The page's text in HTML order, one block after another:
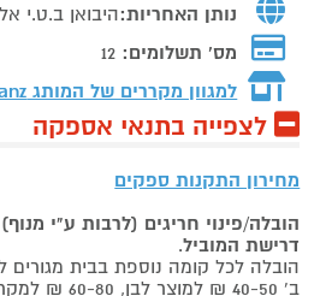
נותן האחריות:היבואן ב.ט.י
מס' תשלומים: 12
למגוון מקררים של המותג
לצפייה בתנאי אספקה
מחירון התקנות ספקים
הובלה/פינוי חריגים (לרבות ע"י
דרישת המוביל.
הובלה לכל קומה נוספת בבית